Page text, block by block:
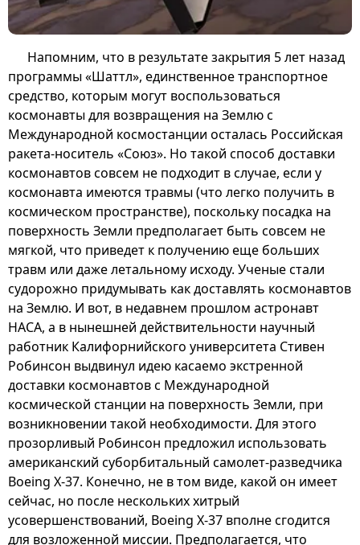
Напомним, что в результате закрытия 5 лет назад
программы «Шаттл», единственное транспортное
средство, которым могут воспользоваться
космонавты для возвращения на Землю с
Международной космостанции осталась Российская
ракета-носитель «Союз». Но такой способ доставки
космонавтов совсем не подходит в случае, если у
космонавта имеются травмы (что легко получить в
космическом пространстве), поскольку посадка на
поверхность Земли предполагает быть совсем не
мягкой, что приведет к получению еще больших
травм или даже летальному исходу. Ученые стали
судорожно придумывать как доставлять космонавтов
на Землю. И вот, в недавнем прошлом астронавт
НАСА, а в нынешней действительности научный
работник Калифорнийского университета Стивен
Робинсон выдвинул идею касаемо экстренной
доставки космонавтов с Международной
космической станции на поверхность Земли, при
возникновении такой необходимости. Для этого
прозорливый Робинсон предложил использовать
американский суборбитальный самолет-разведчика
Boeing X-37. Конечно, не в том виде, какой он имеет
сейчас, но после нескольких хитрый
усовершенствований, Boeing X-37 вполне сгодится
для возложенной миссии. Предполагается, что